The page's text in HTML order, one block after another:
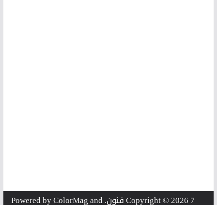
Copyright © 2026 7 فنون . Powered by
ColorMag and